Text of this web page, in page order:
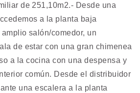
de 251,10m2.- Desde una
a la planta baja
salón/comedor, un
de estar con una gran chimenea
a la cocina con una despensa y
común. Desde el distribuidor
una escalera a la planta